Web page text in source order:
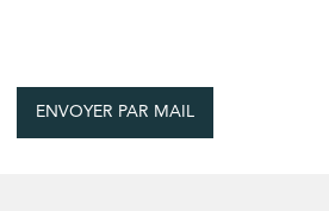
ENVOYER PAR MAIL